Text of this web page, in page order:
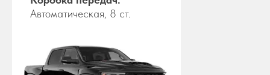
Автоматическая, 8 ст.